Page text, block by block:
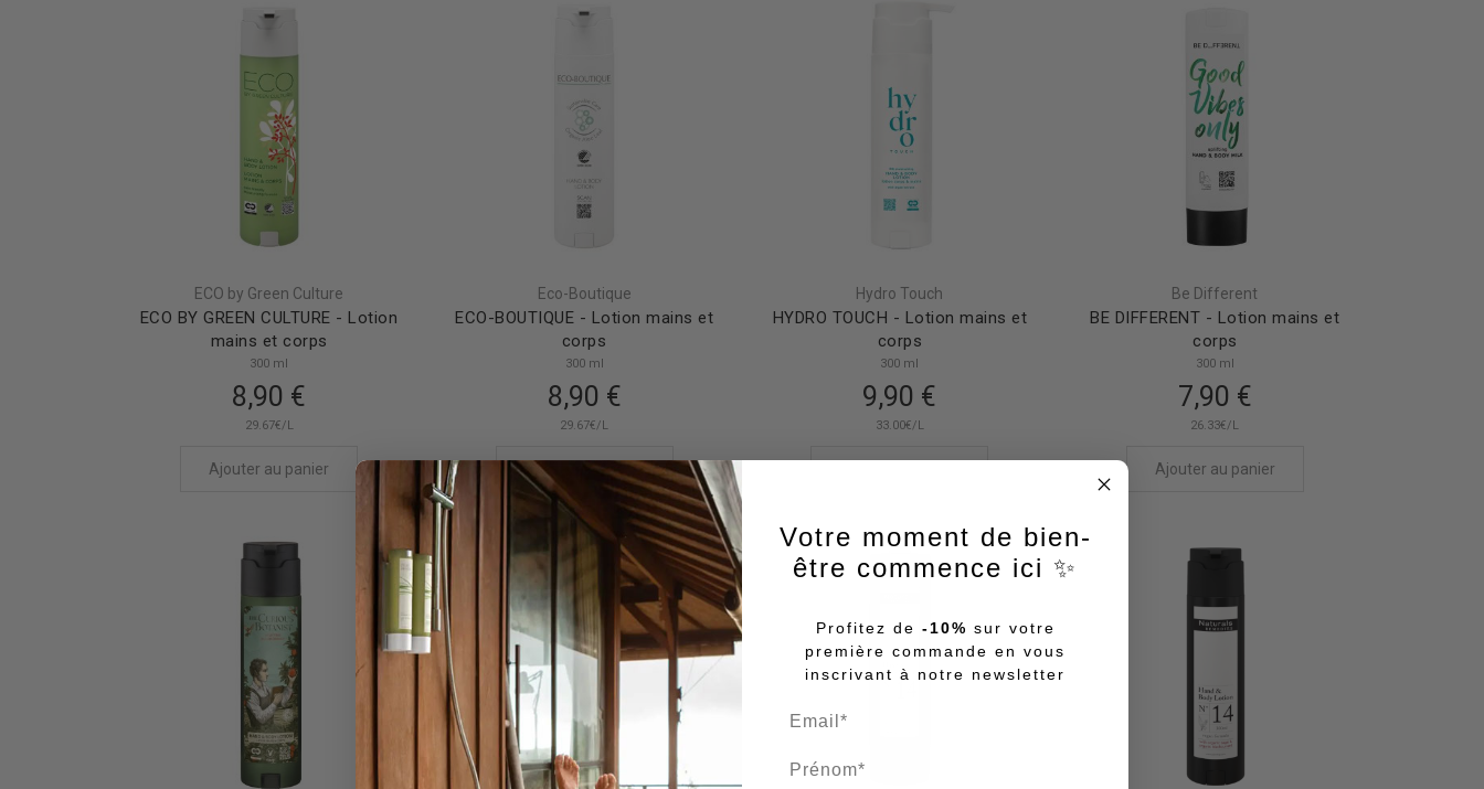
ECO by Green Culture
ECO BY GREEN CULTURE - Lotion
mains et corps
300 ml
8,90 €
29.67€/L
Ajouter au panier
Eco-Boutique
ECO-BOUTIQUE - Lotion mains et
corps
300 ml
8,90 €
29.67€/L
Ajouter au panier
Hydro Touch
HYDRO TOUCH - Lotion mains et
corps
300 ml
9,90 €
33.00€/L
Be Different
BE DIFFERENT - Lotion mains et
corps
300 ml
7,90 €
26.33€/L
Ajouter au panier
Votre moment de bien-
être commence ici ✨
Profitez de -10% sur votre
première commande en vous
inscrivant à notre newsletter